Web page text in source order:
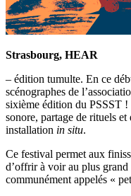
Strasbourg, HEAR
– édition tumulte. En ce
scénographes de
sixième édition du PSSST !
sonore, partage de rituels et
installation in situ.
Ce festival permet aux
d’offrir à voir au plus grand
communément appelés «